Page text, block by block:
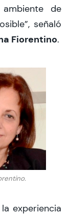
de
señaló
Fiorentino.
experiencia